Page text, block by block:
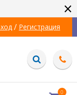
×
/ Регистрация
0